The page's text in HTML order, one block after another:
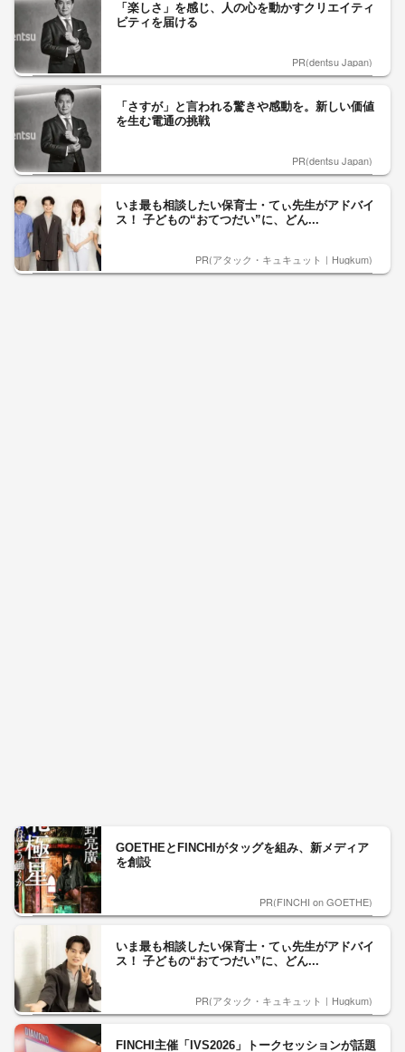
「楽しさ」を感じ、人の心を動かすクリエイティ
ビティを届ける
PR(dentsu Japan)
「さすが」と言われる驚きや感動を。新しい価値
を生む電通の挑戦
PR(dentsu Japan)
いま最も相談したい保育士・てぃ先生がアドバイ
ス！ 子どもの“おてつだい”に、どん...
PR(アタック・キュキュット｜Hugkum)
GOETHEとFINCHIがタッグを組み、新メディア
を創設
PR(FINCHI on GOETHE)
いま最も相談したい保育士・てぃ先生がアドバイ
ス！ 子どもの“おてつだい”に、どん...
PR(アタック・キュキュット｜Hugkum)
FINCHI主催「IVS2026」トークセッションが話題